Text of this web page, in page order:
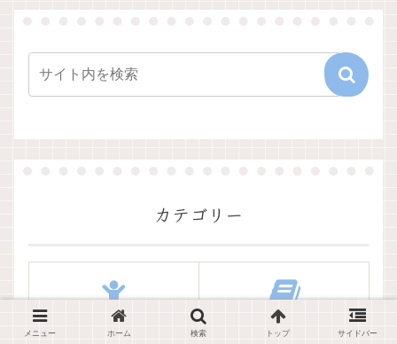
カテゴリー
子育て 豆知識
メニュー ホーム 検索 トップ サイドバー